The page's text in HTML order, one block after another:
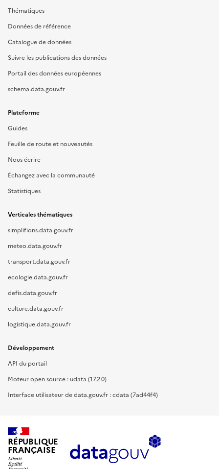
Thématiques
Données de référence
Catalogue de données
Suivre les publications des données
Portail des données européennes
schema.data.gouv.fr
Plateforme
Guides
Feuille de route et nouveautés
Nous écrire
Échangez avec la communauté
Statistiques
Verticales thématiques
simplifions.data.gouv.fr
meteo.data.gouv.fr
transport.data.gouv.fr
ecologie.data.gouv.fr
defis.data.gouv.fr
culture.data.gouv.fr
logistique.data.gouv.fr
Développement
API du portail
Moteur open source : udata (17.2.0)
Interface utilisateur de data.gouv.fr : cdata (7ad44f4)
RÉPUBLIQUE
FRANÇAISE